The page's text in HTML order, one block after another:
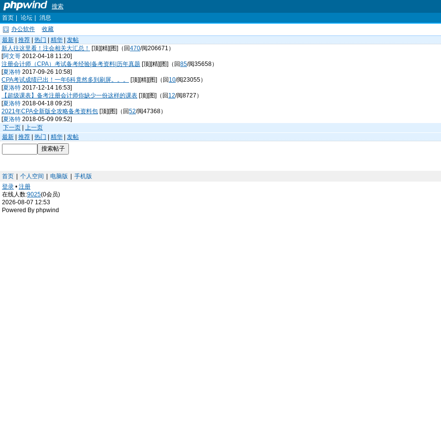
搜索
首页
论坛
消息
办公软件
收藏
最新
推荐 热门 精华
发帖
新人往这里看！注会相关大汇总！
[顶][精][图]（回470/阅206671）
[阿文哥 2012-04-18 11:20]
注册会计师（CPA）考试备考经验|备考资料|历年真题 [顶][精][图]（回85/阅35658）
[夏洛特 2017-09-26 10:58]
CPA考试成绩已出！一年6科竟然多到刷屏。。。
[顶][精][图]（回 10/阅23055）
[夏洛特 2017-12-14 16:53]
【超级课表】备考注册会计师你缺少一份这样的课表 [顶][图]（回 12/阅8727）
[夏洛特 2018-04-18 09:25]
2021年CPA全新版全攻略备考资料包 [顶][图]（回52/阅47368）
[夏洛特 2018-05-09 09:52]
下一页
上一页
最新
推荐 热门 精华 发帖
首页 个人空间 电脑版
手机版
登录 • 注册
在线人数:9025(0会员)
2026-08-07 12:53
Powered By phpwind